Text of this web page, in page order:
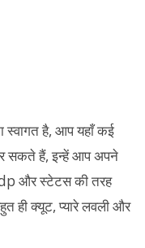
है, आप यहाँ कई
सकते हैं, इन्हें आप अपने
और स्टेटस की तरह
ही क्यूट, प्यारे लवली और